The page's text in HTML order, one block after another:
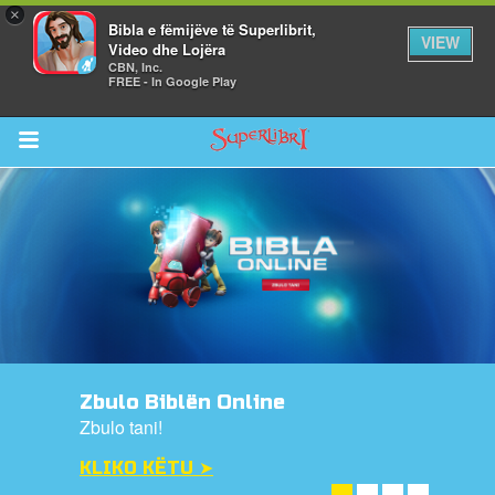
×
Bibla e fëmijëve të Superlibrit,
Video dhe Lojëra
CBN, Inc.
FREE - In Google Play
VIEW
Return to Content
Zbulo Biblën Online
Zbulo tani!
KLIKO KËTU ➤